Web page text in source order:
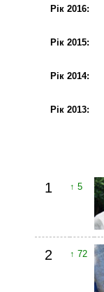
Рік 2016:
Рік 2015:
Рік 2014:
Рік 2013:
1 ↑ 5
2 ↑ 72